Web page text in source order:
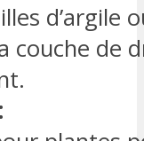
d’argile
couche de